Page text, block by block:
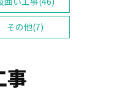
その他(7)
事